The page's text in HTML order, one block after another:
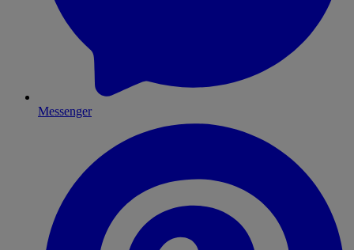
Messenger